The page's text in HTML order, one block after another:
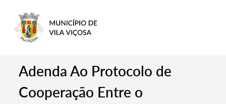
Adenda Ao Protocolo de
Cooperação Entre o